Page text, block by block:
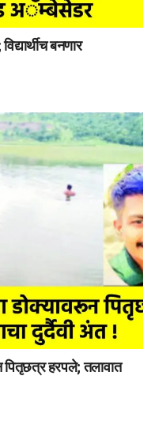
बनणार
पितृछत्र हरपले; तलावात